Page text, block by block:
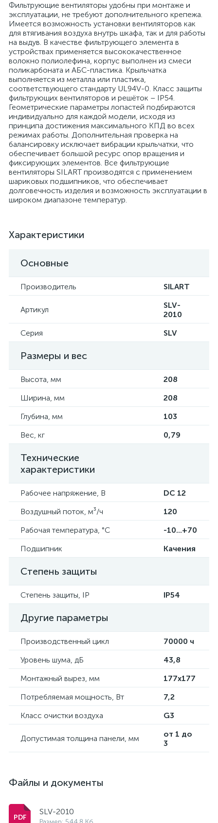
Фильтрующие вентиляторы удобны при монтаже и
эксплуатации, не требуют дополнительного крепежа.
Имеется возможность установки вентиляторов как
для втягивания воздуха внутрь шкафа, так и для работы
на выдув. В качестве фильтрующего элемента в
устройствах применяется высококачественное
волокно полиолефина, корпус выполнен из смеси
поликарбоната и АБС-пластика. Крыльчатка
выполняется из металла или пластика,
соответствующего стандарту UL94V-0. Класс защиты
фильтрующих вентиляторов и решёток – IP54.
Геометрические параметры лопастей подбираются
индивидуально для каждой модели, исходя из
принципа достижения максимального КПД во всех
режимах работы. Дополнительная проверка на
балансировку исключает вибрации крыльчатки, что
обеспечивает большой ресурс опор вращения и
фиксирующих элементов. Все фильтрующие
вентиляторы SILART производятся с применением
шариковых подшипников, что обеспечивает
долговечность изделия и возможность эксплуатации в
широком диапазоне температур.
Характеристики
Основные
Производитель SILART
Артикул
SLV-
2010
Серия
SLV
Размеры и вес
Высота, мм
208
Ширина, мм
208
Глубина, мм
103
Вес, кг
0,79
Технические
характеристики
Рабочее напряжение, В
DC 12
Воздушный поток, м³/ч
120
Рабочая температура, °C
-10...+70
Подшипник
Качения
Степень защиты
Степень защиты, IP IP54
Другие параметры
Производственный цикл
70000 ч
Уровень шума, дБ
43,8
Монтажный вырез, мм
177x177
Потребляемая мощность, Вт
7,2
Класс очистки воздуха
G3
Допустимая толщина панели, мм
от 1 до
3
Файлы и документы
SLV-2010